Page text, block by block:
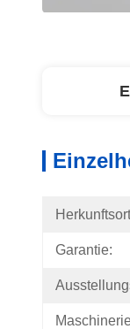
Garantie: